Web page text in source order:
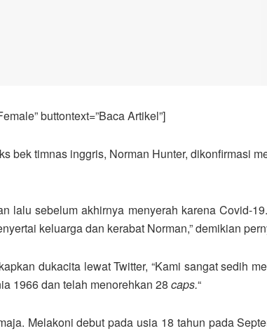
buttontext=”Baca Artikel”]
bek timnas inggris, Norman Hunter, dikonfirmasi
lalu sebelum akhirnya menyerah karena Covid-
keluarga dan kerabat Norman,” demikian
dukacita lewat Twitter, “Kami sangat sedih
1966 dan telah menorehkan 28 caps.“
Melakoni debut pada usia 18 tahun pada